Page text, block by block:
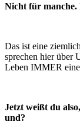
Nicht für manche.
Das ist eine
sprechen hier über
Leben IMMER
Jetzt weißt du
und?